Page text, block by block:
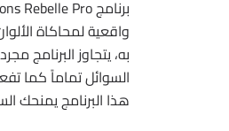
واقعية لمحاكاة
به، يتجاوز البرنامج
السوائل تماماً كما
هذا البرنامج يمنحك